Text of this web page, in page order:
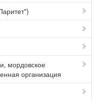
мордовское
организация